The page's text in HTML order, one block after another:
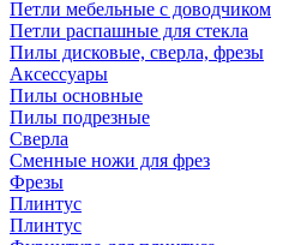
Петли мебельные с доводчиком
Петли распашные для стекла
Пилы дисковые, сверла, фрезы
Аксессуары
Пилы основные
Пилы подрезные
Сверла
Сменные ножи для фрез
Фрезы
Плинтус
Плинтус